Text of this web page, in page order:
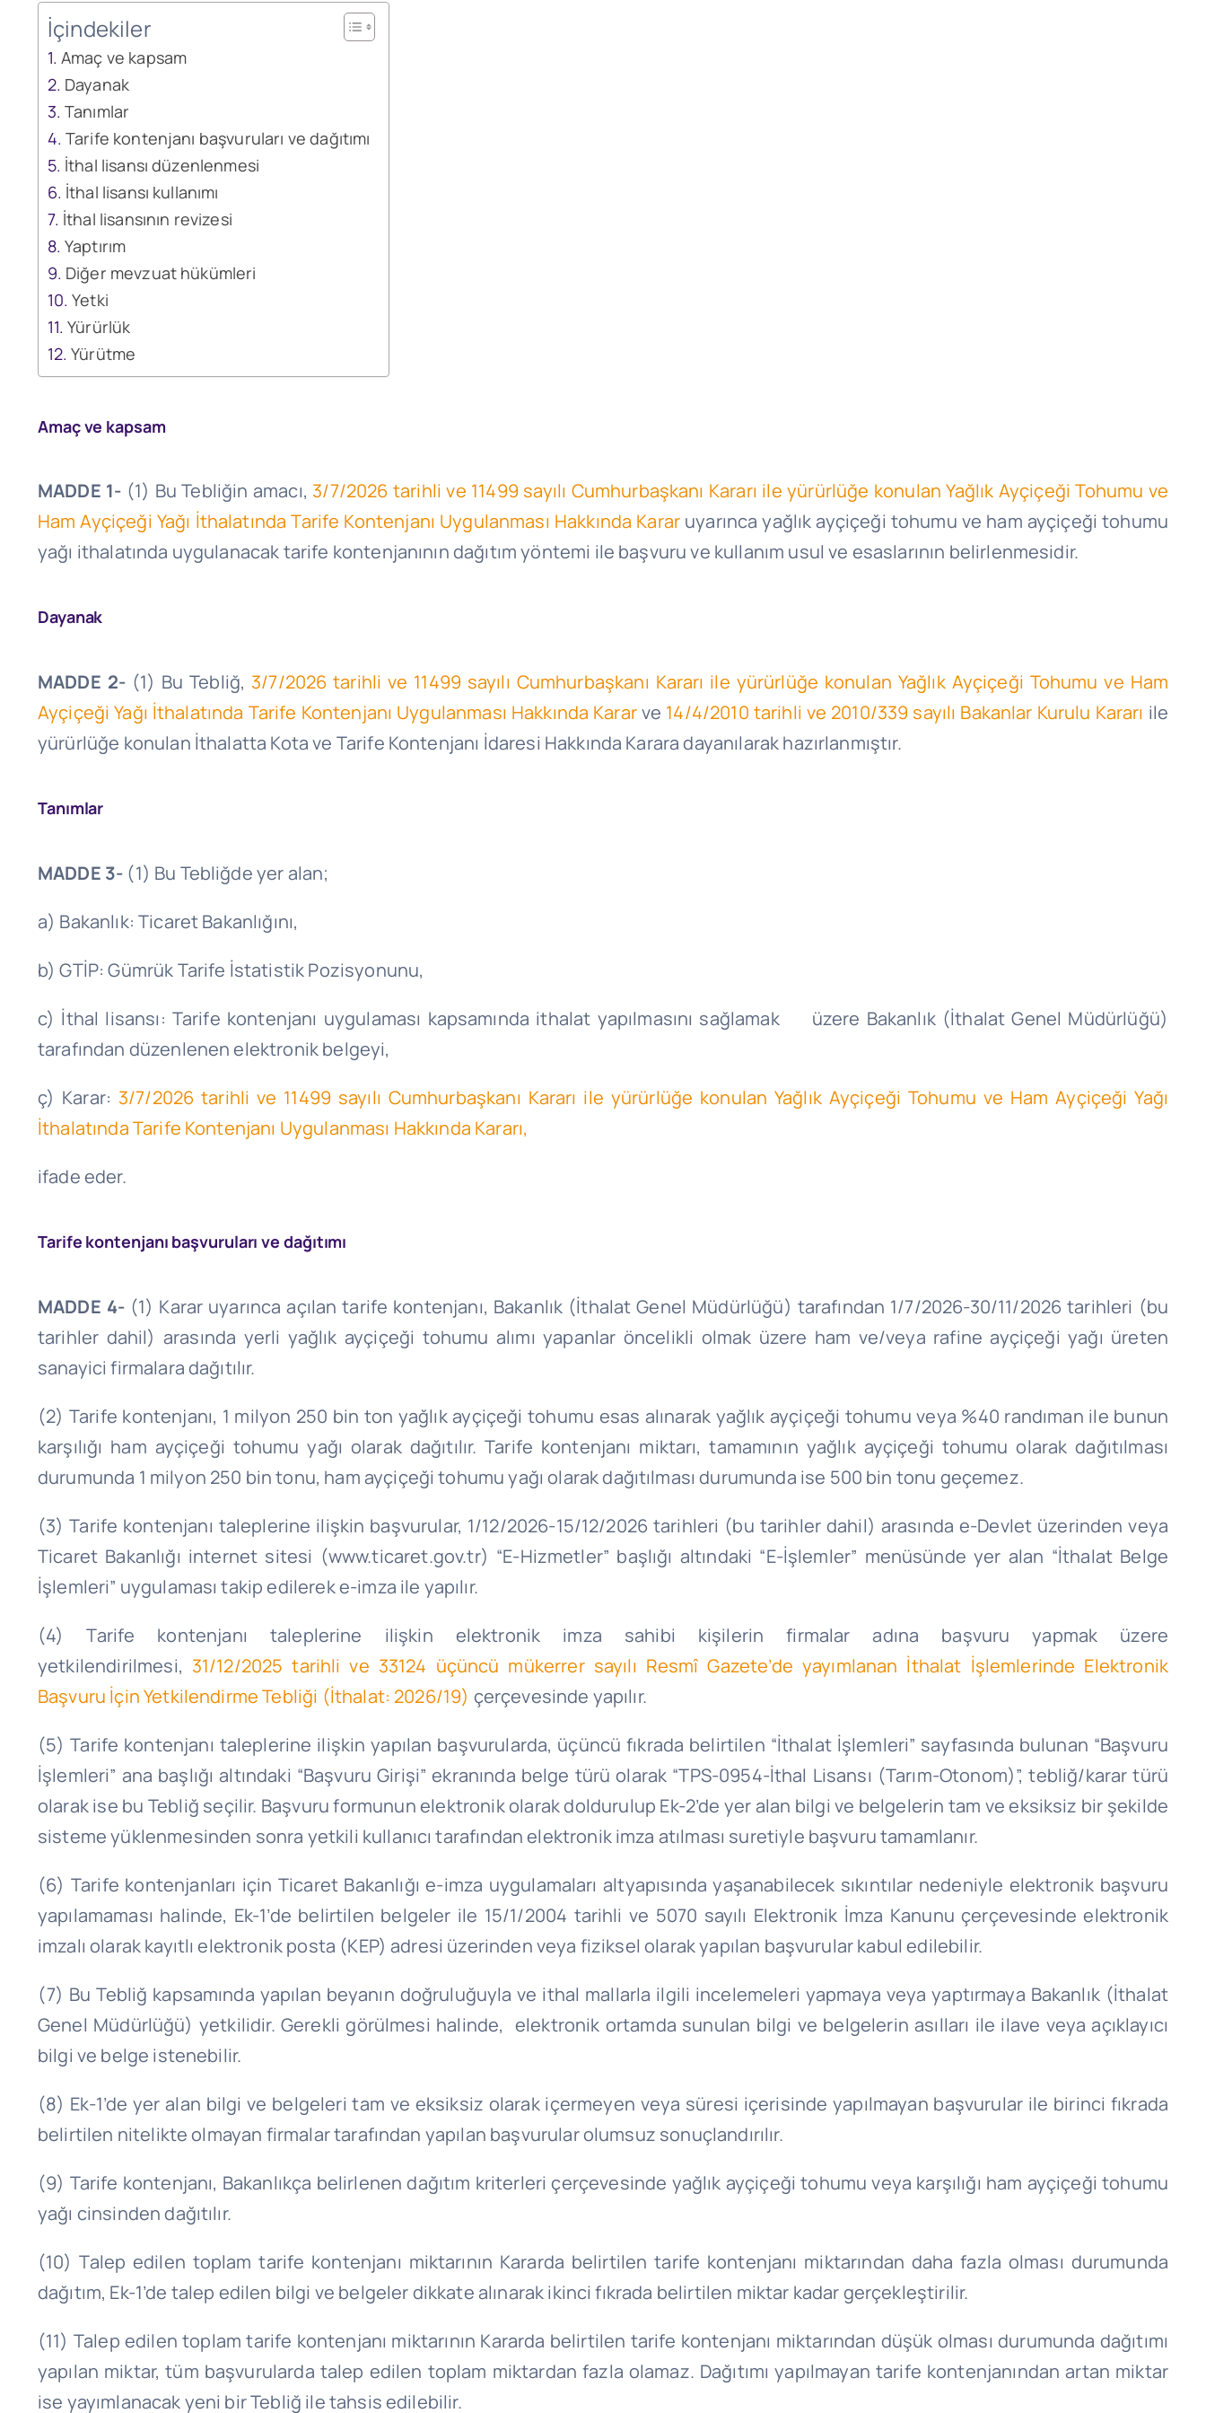
İçindekiler
Amaç ve kapsam
Dayanak
Tanımlar
Tarife kontenjanı başvuruları ve dağıtımı
İthal lisansı düzenlenmesi
İthal lisansı kullanımı
İthal lisansının revizesi
Yaptırım
Diğer mevzuat hükümleri
Yetki
Yürürlük
Yürütme
Amaç ve kapsam
MADDE 1- (1) Bu Tebliğin amacı, 3/7/2026 tarihli ve 11499 sayılı Cumhurbaşkanı Kararı ile yürürlüğe konulan Yağlık Ayçiçeği Tohumu ve
Ham Ayçiçeği Yağı İthalatında Tarife Kontenjanı Uygulanması Hakkında Karar uyarınca yağlık ayçiçeği tohumu ve ham ayçiçeği tohumu
yağı ithalatında uygulanacak tarife kontenjanının dağıtım yöntemi ile başvuru ve kullanım usul ve esaslarının belirlenmesidir.
Dayanak
MADDE 2-(1) Bu Tebliğ, 3/7/2026 tarihli ve 11499 sayılı Cumhurbaşkanı Kararı ile yürürlüğe konulan Yağlık Ayçiçeği Tohumu ve Ham
Ayçiçeği Yağı İthalatında Tarife Kontenjanı Uygulanması Hakkında Kararve 14/4/2010 tarihli ve 2010/339 sayılı Bakanlar Kurulu Kararı ile
yürürlüğe konulan İthalatta Kota ve Tarife Kontenjanı İdaresi Hakkında Karara dayanılarak hazırlanmıştır.
Tanımlar
MADDE 3- (1) Bu Tebliğde yer alan;
a) Bakanlık: Ticaret Bakanlığını,
b) GTİP: Gümrük Tarife İstatistik Pozisyonunu,
c) İthal lisansı: Tarife kontenjanı uygulaması kapsamında ithalat yapılmasını sağlamak üzere Bakanlık (İthalat Genel Müdürlüğü)
tarafından düzenlenen elektronik belgeyi,
ç) Karar: 3/7/2026 tarihli ve 11499 sayılı Cumhurbaşkanı Kararı ile yürürlüğe konulan Yağlık Ayçiçeği Tohumu ve Ham Ayçiçeği Yağı
İthalatında Tarife Kontenjanı Uygulanması Hakkında Kararı,
ifadeeder.
Tarife kontenjanı başvuruları ve dağıtımı
MADDE 4- (1) Karar uyarınca açılan tarife kontenjanı, Bakanlık (İthalat Genel Müdürlüğü) tarafından 1/7/2026-30/11/2026 tarihleri (bu
tarihler dahil) arasında yerli yağlık ayçiçeği tohumu alımı yapanlar öncelikli olmak üzere ham ve/veya rafine ayçiçeği yağı üreten
sanayici firmalara dağıtılır.
(2) Tarife kontenjanı, 1 milyon 250 bin ton yağlık ayçiçeği tohumu esas alınarak yağlık ayçiçeği tohumu veya %40 randıman ile bunun
karşılığı ham ayçiçeği tohumu yağı olarak dağıtılır. Tarife kontenjanı miktarı, tamamının yağlık ayçiçeği tohumu olarak dağıtılması
durumunda 1 milyon 250 bin tonu, ham ayçiçeği tohumu yağı olarak dağıtılması durumunda ise 500 bin tonu geçemez.
(3) Tarife kontenjanı taleplerine ilişkin başvurular, 1/12/2026-15/12/2026 tarihleri (bu tarihler dahil) arasında e-Devlet üzerinden veya
Ticaret Bakanlığı internet sitesi (www.ticaret.gov.tr) “E-Hizmetler” başlığı altındaki “E-İşlemler” menüsünde yer alan “İthalat Belge
İşlemleri” uygulaması takip edilerek e-imza ile yapılır.
(4) Tarife kontenjanı taleplerine ilişkin elektronik imza sahibi kişilerin firmalar adına başvuru yapmak üzere
yetkilendirilmesi, 31/12/2025 tarihli ve 33124 üçüncü mükerrer sayılı Resmî Gazete’de yayımlanan İthalat İşlemlerinde Elektronik
Başvuru İçin Yetkilendirme Tebliği (İthalat: 2026/19) çerçevesinde yapılır.
(5) Tarife kontenjanı taleplerine ilişkin yapılan başvurularda, üçüncü fıkrada belirtilen “İthalat İşlemleri” sayfasında bulunan “Başvuru
İşlemleri” ana başlığı altındaki “Başvuru Girişi” ekranında belge türü olarak “TPS-0954-İthal Lisansı (Tarım-Otonom)”, tebliğ/karar türü
olarak ise bu Tebliğ seçilir. Başvuru formunun elektronik olarak doldurulup Ek-2’de yer alan bilgi ve belgelerin tam ve eksiksiz bir şekilde
sisteme yüklenmesinden sonra yetkili kullanıcı tarafından elektronik imza atılması suretiyle başvuru tamamlanır.
(6) Tarife kontenjanları için Ticaret Bakanlığı e-imza uygulamaları altyapısında yaşanabilecek sıkıntılar nedeniyle elektronik başvuru
yapılamaması halinde, Ek-1’de belirtilen belgeler ile 15/1/2004 tarihli ve 5070 sayılı Elektronik İmza Kanunu çerçevesinde elektronik
imzalı olarak kayıtlı elektronik posta (KEP) adresi üzerinden veya fiziksel olarak yapılan başvurular kabul edilebilir.
(7) Bu Tebliğ kapsamında yapılan beyanın doğruluğuyla ve ithal mallarla ilgili incelemeleri yapmaya veya yaptırmaya Bakanlık (İthalat
Genel Müdürlüğü) yetkilidir. Gerekli görülmesi halinde, elektronik ortamda sunulan bilgi ve belgelerin asılları ile ilave veya açıklayıcı
bilgi ve belge istenebilir.
(8) Ek-1’de yer alan bilgi ve belgeleri tam ve eksiksiz olarak içermeyen veya süresi içerisinde yapılmayan başvurular ile birinci fıkrada
belirtilen nitelikte olmayan firmalar tarafından yapılan başvurular olumsuz sonuçlandırılır.
(9) Tarife kontenjanı, Bakanlıkça belirlenen dağıtım kriterleri çerçevesinde yağlık ayçiçeği tohumu veya karşılığı ham ayçiçeği tohumu
yağı cinsinden dağıtılır.
(10) Talep edilen toplam tarife kontenjanı miktarının Kararda belirtilen tarife kontenjanı miktarından daha fazla olması durumunda
dağıtım, Ek-1’de talep edilen bilgi ve belgeler dikkate alınarak ikinci fıkrada belirtilen miktar kadar gerçekleştirilir.
(11) Talep edilen toplam tarife kontenjanı miktarının Kararda belirtilen tarife kontenjanı miktarından düşük olması durumunda dağıtımı
yapılan miktar, tüm başvurularda talep edilen toplam miktardan fazla olamaz. Dağıtımı yapılmayan tarife kontenjanından artan miktar
ise yayımlanacak yeni bir Tebliğ ile tahsis edilebilir.